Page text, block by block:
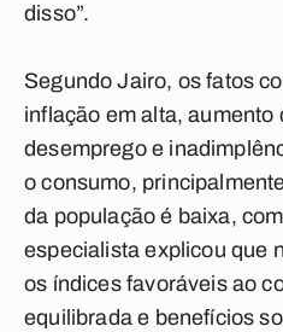
disso”.
Segundo Jairo, os fatos
inflação em alta, aumento
desemprego e
o consumo,
da população é baixa,
especialista explicou que
os índices favoráveis ao
equilibrada e benefícios